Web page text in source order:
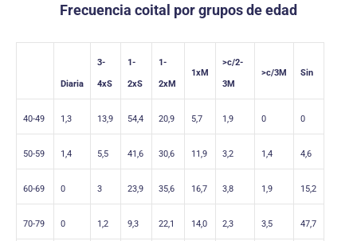
Frecuencia coital por grupos de edad
Diaria
3-
4xS
1-
2xS
1-
2xM
1xM
>c/2-
3M
>c/3M Sin
40-49 1,3 13,9 54,4 20,9 5,7 1,9 0 0
50-59 1,4 5,5 41,6 30,6 11,9 3,2 1,4 4,6
60-69 0 3 23,9 35,6 16,7 3,8 1,9 15,2
70-79 0 1,2 9,3 22,1 14,0 2,3 3,5 47,7